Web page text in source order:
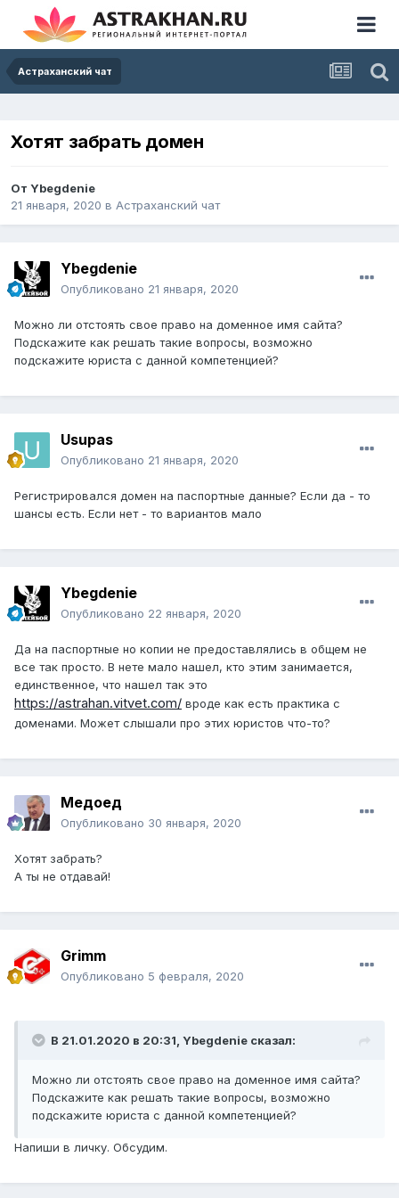
Астраханский чат
Хотят забрать домен
От Ybegdenie
21 января, 2020 в Астраханский чат
Ybegdenie
Опубликовано 21 января, 2020
Можно ли отстоять свое право на доменное имя сайта?
Подскажите как решать такие вопросы, возможно
подскажите юриста с данной компетенцией?
Usupas
Опубликовано 21 января, 2020
Регистрировался домен на паспортные данные? Если да - то
шансы есть. Если нет - то вариантов мало
Ybegdenie
Опубликовано 22 января, 2020
Да на паспортные но копии не предоставлялись в общем не
все так просто. В нете мало нашел, кто этим занимается,
единственное, что нашел так это
https://astrahan.vitvet.com/ вроде как есть практика с
доменами. Может слышали про этих юристов что-то?
Медоед
Опубликовано 30 января, 2020
Хотят забрать?
А ты не отдавай!
Grimm
Опубликовано 5 февраля, 2020
В 21.01.2020 в 20:31, Ybegdenie сказал:
Можно ли отстоять свое право на доменное имя сайта?
Подскажите как решать такие вопросы, возможно
подскажите юриста с данной компетенцией?
Напиши в личку. Обсудим.